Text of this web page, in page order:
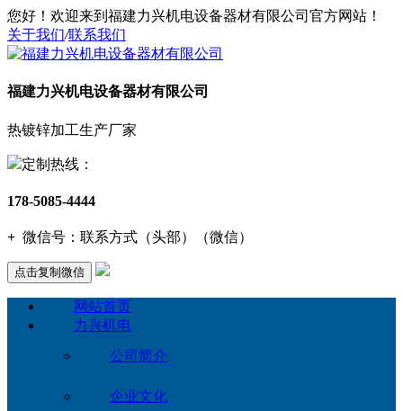
您好！欢迎来到福建力兴机电设备器材有限公司官方网站！
关于我们/联系我们
福建力兴机电设备器材有限公司
热镀锌加工生产厂家
定制热线：
178-5085-4444
+ 微信号： 联系方式（头部）（微信）
点击复制微信
网站首页
力兴机电
公司简介
企业文化